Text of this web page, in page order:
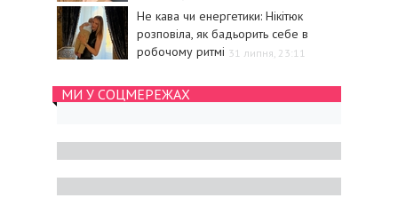
Не кава чи енергетики: Нікітюк
розповіла, як бадьорить себе в
робочому ритмі 31 липня, 23:11
МИ У СОЦМЕРЕЖАХ